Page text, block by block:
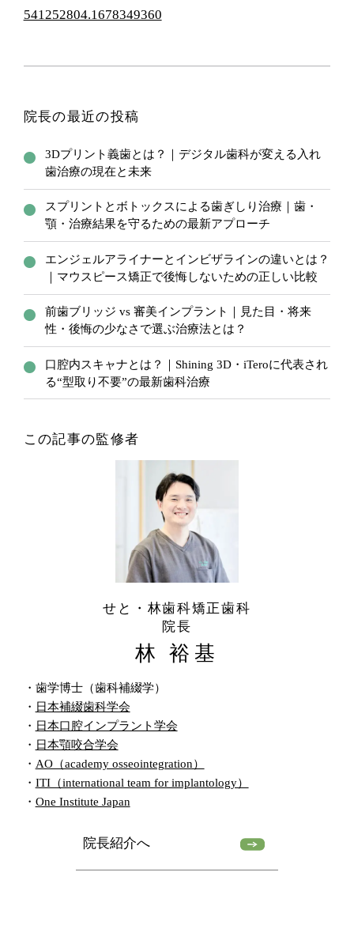
541252804.1678349360
院長の最近の投稿
3Dプリント義歯とは？｜デジタル歯科が変える入れ
歯治療の現在と未来
スプリントとボトックスによる歯ぎしり治療｜歯・
顎・治療結果を守るための最新アプローチ
エンジェルアライナーとインビザラインの違いとは？
｜マウスピース矯正で後悔しないための正しい比較
前歯ブリッジ vs 審美インプラント｜見た目・将来
性・後悔の少なさで選ぶ治療法とは？
口腔内スキャナとは？｜Shining 3D・iTeroに代表され
る“型取り不要”の最新歯科治療
この記事の監修者
せと・林歯科矯正歯科
院長
林 裕基
・歯学博士（歯科補綴学）
・ 日本補綴歯科学会
・ 日本口腔インプラント学会
・ 日本顎咬合学会
・ AO（academy osseointegration）
・ ITI（international team for implantology）
・ One Institute Japan
院長紹介へ